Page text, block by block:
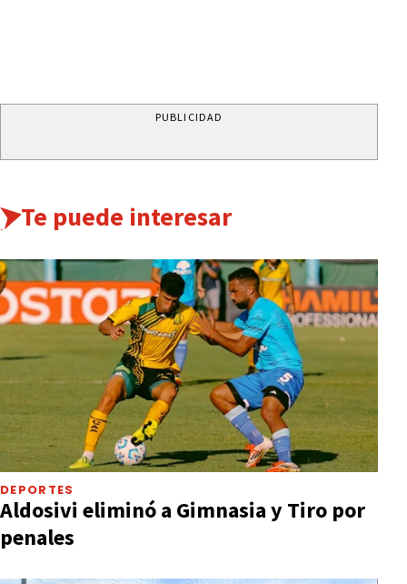
PUBLICIDAD
Te puede interesar
DEPORTES
Aldosivi eliminó a Gimnasia y Tiro por
penales